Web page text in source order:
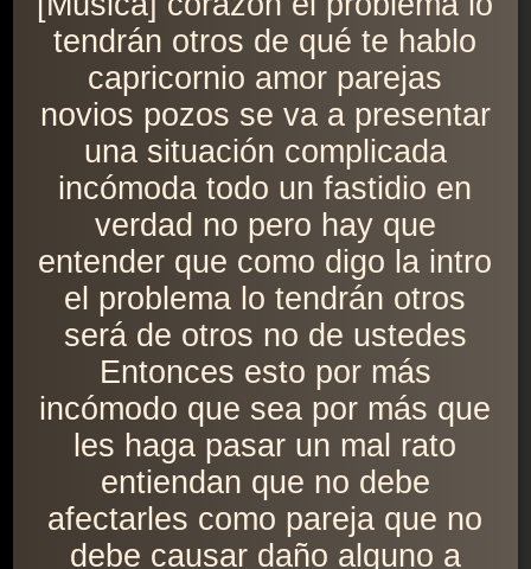
tendrán otros de qué te hablo
capricornio amor parejas
novios pozos se va a presentar
una situación complicada
incómoda todo un fastidio en
verdad no pero hay que
entender que como digo la intro
el problema lo tendrán otros
será de otros no de ustedes
Entonces esto por más
incómodo que sea por más que
les haga pasar un mal rato
entiendan que no debe
afectarles como pareja que no
debe causar daño alguno a